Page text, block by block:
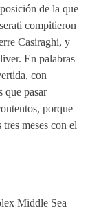
de la que
compitieron
Casiraghi, y
En palabras
con
que pasar
porque
meses con el
Middle Sea